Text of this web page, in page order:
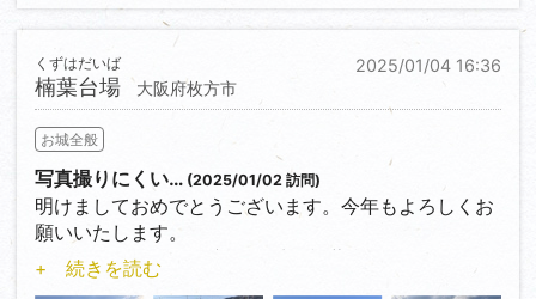
西へとかつて多聞櫓が存在し、多聞櫓台石垣沿いには
天守曲輪へと現存する石段を登っていくと天守の入り
口が見えますが、門がしまっていて中には入れないよ
うです。
また隅櫓台の上には岩がいくつか散乱しており、中に
は刻印の書かれた岩がありました。刻印を書いた人は
前田利家、加藤清正、毛利輝元だそうです。
国史跡にも100名城にもなっていませんが、歴史上重
要なお城でもあり、見応えの合えるお城だと思いまし
た。
2025/01/04 16:36
楠葉台場
くずはだいば
大阪府枚方市
お城全般
写真撮りにくい… (2025/01/02 訪問)
明けましておめでとうございます。今年もよろしくお
願いいたします。
さあ今年2025年の最初のお城は楠葉台場となりまし
+ 続きを読む